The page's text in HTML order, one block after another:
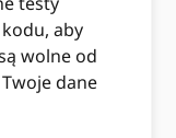
aby
wolne od
dane